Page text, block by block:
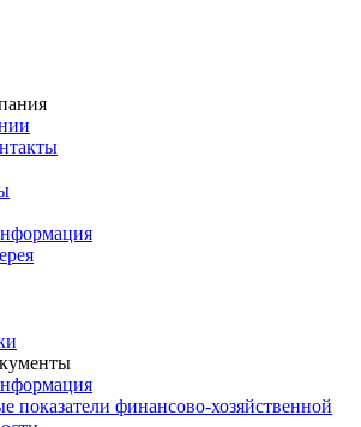
показатели финансово-хозяйственной